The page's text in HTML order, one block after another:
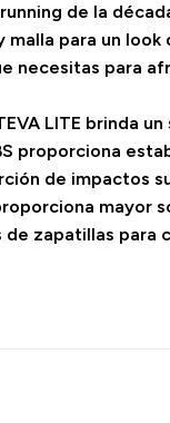
de la
para un
necesitas para
LITE brinda
proporciona
de impactos
mayor
zapatillas para